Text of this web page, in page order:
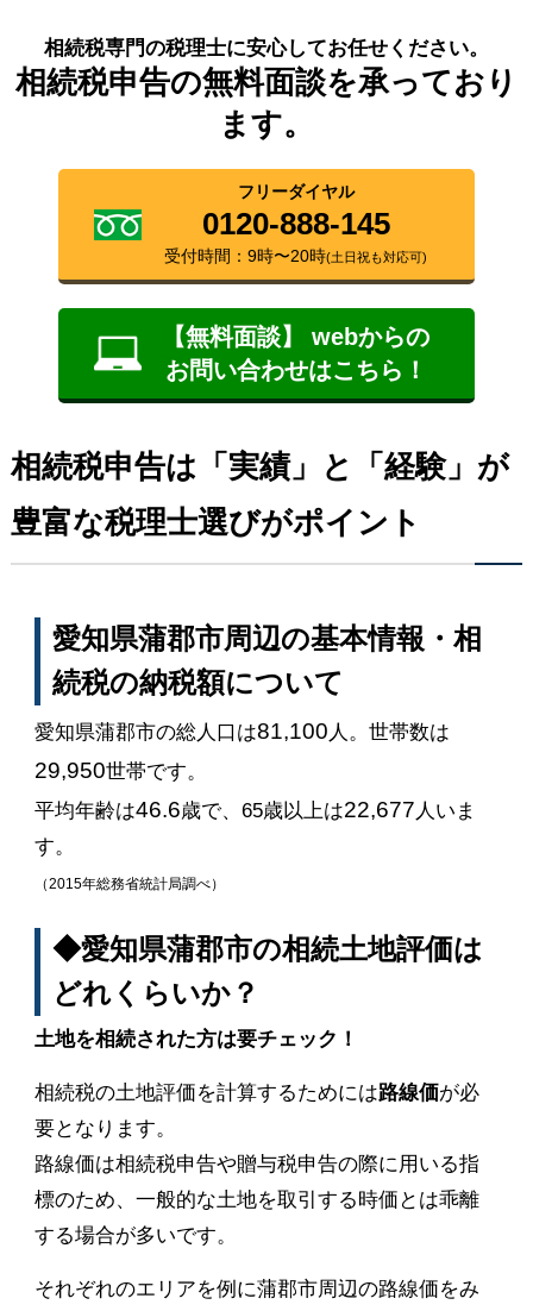
相続税専門の税理士に安心してお任せください。
相続税申告の無料面談を承っており
ます。
フリーダイヤル
0120-888-145
受付時間：9時〜20時(土日祝も対応可)
【無料面談】 webからの
お問い合わせはこちら！
相続税申告は「実績」と「経験」が
豊富な税理士選びがポイント
愛知県蒲郡市周辺の基本情報・相
続税の納税額について
愛知県蒲郡市の総人口は81,100 人。世帯数は
29,950世帯です。
平均年齢は46.6歳で、65歳以上は22,677 人いま
す。
（2015年総務省統計局調べ）
◆愛知県蒲郡市の相続土地評価は
どれくらいか？
土地を相続された方は要チェック！
相続税の土地評価を計算するためには路線価が必
要となります。
路線価は相続税申告や贈与税申告の際に用いる指
標のため、一般的な土地を取引する時価とは乖離
する場合が多いです。
それぞれのエリアを例に蒲郡市周辺の路線価をみ